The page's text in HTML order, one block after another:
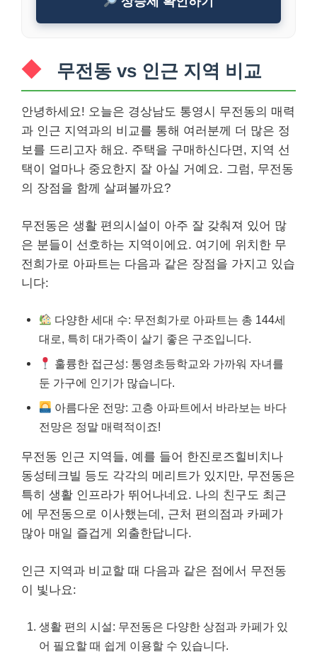
무전동 vs 인근 지역 비교
안녕하세요! 오늘은 경상남도 통영시 무전동의 매력
과 인근 지역과의 비교를 통해 여러분께 더 많은 정
보를 드리고자 해요. 주택을 구매하신다면, 지역 선
택이 얼마나 중요한지 잘 아실 거예요. 그럼, 무전동
의 장점을 함께 살펴볼까요?
무전동은 생활 편의시설이 아주 잘 갖춰져 있어 많
은 분들이 선호하는 지역이에요. 여기에 위치한 무
전희가로 아파트는 다음과 같은 장점을 가지고 있습
니다:
다양한 세대 수: 무전희가로 아파트는 총 144세
대로, 특히 대가족이 살기 좋은 구조입니다.
훌륭한 접근성: 통영초등학교와 가까워 자녀를
둔 가구에 인기가 많습니다.
아름다운 전망: 고층 아파트에서 바라보는 바다
전망은 정말 매력적이죠!
무전동 인근 지역들, 예를 들어 한진로즈힐비치나
동성테크빌 등도 각각의 메리트가 있지만, 무전동은
특히 생활 인프라가 뛰어나네요. 나의 친구도 최근
에 무전동으로 이사했는데, 근처 편의점과 카페가
많아 매일 즐겁게 외출한답니다.
인근 지역과 비교할 때 다음과 같은 점에서 무전동
이 빛나요:
생활 편의 시설: 무전동은 다양한 상점과 카페가 있
어 필요할 때 쉽게 이용할 수 있습니다.